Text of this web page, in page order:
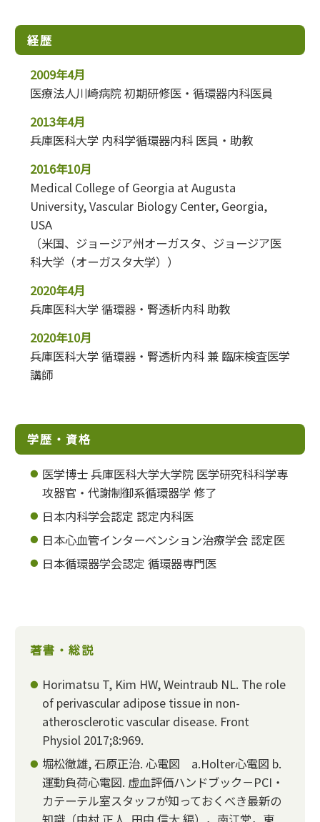
経歴
2009年4月
医療法人川崎病院 初期研修医・循環器内科医員
2013年4月
兵庫医科大学 内科学循環器内科 医員・助教
2016年10月
Medical College of Georgia at Augusta
University, Vascular Biology Center, Georgia,
USA
（米国、ジョージア州オーガスタ、ジョージア医
科大学（オーガスタ大学））
2020年4月
兵庫医科大学 循環器・腎透析内科 助教
2020年10月
兵庫医科大学 循環器・腎透析内科 兼 臨床検査医学
講師
学歴・資格
医学博士 兵庫医科大学大学院 医学研究科科学専
攻器官・代謝制御系循環器学 修了
日本内科学会認定 認定内科医
日本心血管インターベンション治療学会 認定医
日本循環器学会認定 循環器専門医
著書・総説
Horimatsu T, Kim HW, Weintraub NL. The role
of perivascular adipose tissue in non-
atherosclerotic vascular disease. Front
Physiol 2017;8:969.
堀松徹雄, 石原正治. 心電図 a.Holter心電図 b.
運動負荷心電図. 虚血評価ハンドブック－PCI・
カテーテル室スタッフが知っておくべき最新の